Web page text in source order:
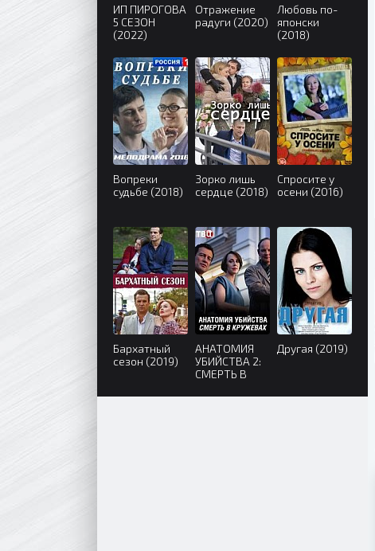
ИП ПИРОГОВА
5 СЕЗОН
(2022)
Отражение
радуги (2020)
Любовь по-
японски
(2018)
Вопреки
судьбе (2018)
Зорко лишь
сердце (2018)
Спросите у
осени (2016)
Бархатный
сезон (2019)
АНАТОМИЯ
УБИЙСТВА 2:
СМЕРТЬ В
(2019)
Другая (2019)